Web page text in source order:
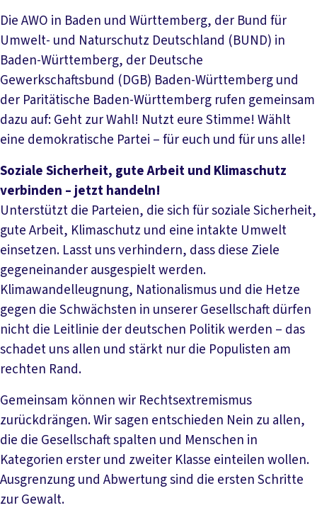
Die AWO in Baden und Württemberg, der Bund für
Umwelt- und Naturschutz Deutschland (BUND) in
Baden-Württemberg, der Deutsche
Gewerkschaftsbund (DGB) Baden-Württemberg und
der Paritätische Baden-Württemberg rufen gemeinsam
dazu auf: Geht zur Wahl! Nutzt eure Stimme! Wählt
eine demokratische Partei – für euch und für uns alle!
Soziale Sicherheit, gute Arbeit und Klimaschutz
verbinden – jetzt handeln!
Unterstützt die Parteien, die sich für soziale Sicherheit,
gute Arbeit, Klimaschutz und eine intakte Umwelt
einsetzen. Lasst uns verhindern, dass diese Ziele
gegeneinander ausgespielt werden.
Klimawandelleugnung, Nationalismus und die Hetze
gegen die Schwächsten in unserer Gesellschaft dürfen
nicht die Leitlinie der deutschen Politik werden – das
schadet uns allen und stärkt nur die Populisten am
rechten Rand.
Gemeinsam können wir Rechtsextremismus
zurückdrängen. Wir sagen entschieden Nein zu allen,
die die Gesellschaft spalten und Menschen in
Kategorien erster und zweiter Klasse einteilen wollen.
Ausgrenzung und Abwertung sind die ersten Schritte
zur Gewalt.